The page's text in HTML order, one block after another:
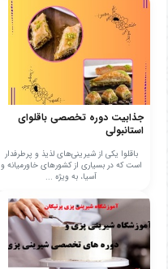
جذابیت دوره تخصصی باقلوای
استانبولی
باقلوا یکی از شیرینی‌های لذیذ و پرطرفدار
است که در بسیاری از کشورهای خاورمیانه و
آسیا، به ویژه ...